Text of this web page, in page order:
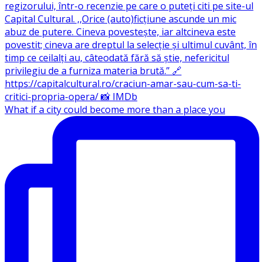
What if a city could become more than a place you